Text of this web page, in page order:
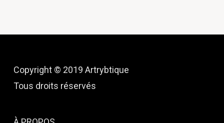
Copyright © 2019 Artrybtique
Tous droits réservés